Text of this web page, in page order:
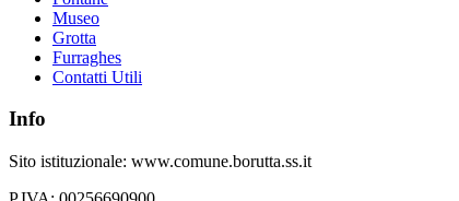
Museo
Grotta
Furraghes
Contatti Utili
Info
Sito istituzionale: www.comune.borutta.ss.it